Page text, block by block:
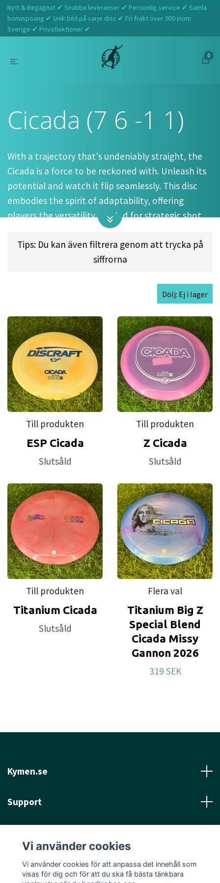
Nytt & Begagnat ✔ Snabba leveranser ✔ Personlig service ✔ Samla
bonuspoäng ✔ Unik bild på varje disc ✔ Fri frakt över 900 inom
Sverige ✔ Privatlektioner ✔
0
Cicada (7 6 -1 1)
With a trajectory that's undeniably straight, the
Cicada is a force to be reckoned with. Unleash its
potential and watch it flip seamlessly. This disc
embodies the spirit of adaptability, offering
players the versatility needed for strategic shot
shaping throughout any course.
The Cicada finds its rightful place in Discraft's
the game of disc golf and complementing
Discraft's legacy of producing outstanding discs.
Welcome the Cicada into your collection, and let it
be the symbol of your game's rise!
Approved Date:Aug 28, 2023
Height: 1.6cm lRim Depth: 1.2cm l Rim
Thickness:1.7cm l Inside Rim Diameter:18.0cm
Tips: Du kan även filtrera genom att trycka på
siffrorna
Dölj: Ej i lager
Till produkten
ESP Cicada
Slutsåld
Till produkten
Z Cicada
Slutsåld
Till produkten
Titanium Cicada
Slutsåld
Flera val
Titanium Big Z
Special Blend
Cicada Missy
Gannon 2026
319 SEK
Kymen.se
Support
Sociala medier
Vi använder cookies
Vi använder cookies för att anpassa det innehåll som
visas för dig och för att du ska få bästa tänkbara